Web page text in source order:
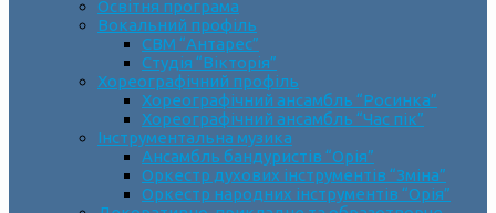
Освітня програма
Вокальний профіль
СВМ “Антарес”
Студія “Вікторія”
Хореографічний профіль
Хореографічний ансамбль “Росинка”
Хореографічний ансамбль “Час пік”
Інструментальна музика
Ансамбль бандуристів “Орія”
Оркестр духових інструментів “Зміна”
Оркестр народних інструментів “Орія”